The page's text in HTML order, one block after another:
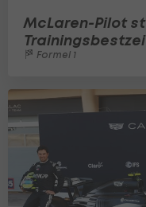
McLaren-Pilot
Formel 1